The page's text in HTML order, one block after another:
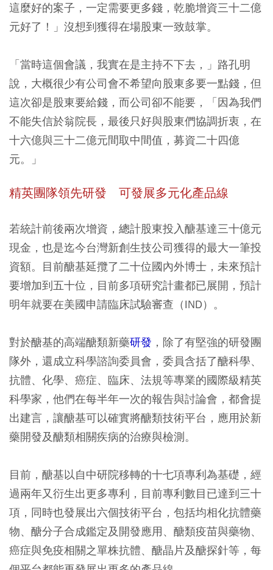
這麼好的案子，一定需要更多錢，乾脆增資三十二億
元好了！」沒想到獲得在場股東一致鼓掌。
「當時這個會議，我實在是主持不下去，」路孔明
說，大概很少有公司會不希望向股東多要一點錢，但
這次卻是股東要給錢，而公司卻不能要，「因為我們
不能失信於翁院長，最後只好與股東們協調折衷，在
十六億與三十二億元間取中間值，募資二十四億
元。」
精英團隊領先研發 可發展多元化產品線
若統計前後兩次增資，總計股東投入醣基達三十億元
現金，也是迄今台灣新創生技公司獲得的最大一筆投
資額。目前醣基延攬了二十位國內外博士，未來預計
要增加到五十位，目前多項研究計畫都已展開，預計
明年就要在美國申請臨床試驗審查（IND）。
對於醣基的高端醣類新藥研發 ，除了有堅強的研發團
隊外，還成立科學諮詢委員會，委員含括了醣科學、
抗體、化學、癌症、臨床、法規等專業的國際級精英
科學家，他們在每半年一次的報告與討論會，都會提
出建言，讓醣基可以確實將醣類技術平台，應用於新
藥開發及醣類相關疾病的治療與檢測。
目前，醣基以自中研院移轉的十七項專利為基礎，經
過兩年又衍生出更多專利，目前專利數目已達到三十
項，同時也發展出六個技術平台，包括均相化抗體藥
物、醣分子合成鑑定及開發應用、醣類疫苗與藥物、
癌症與免疫相關之單株抗體、醣晶片及醣探針等，每